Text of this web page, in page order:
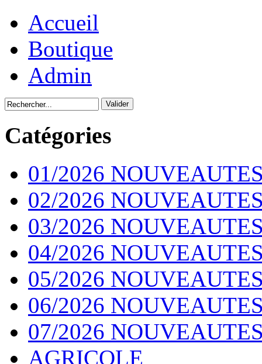
Accueil
Boutique
Admin
Catégories
01/2026
02/2026
03/2026
04/2026
05/2026
06/2026
07/2026
AGRICOLE